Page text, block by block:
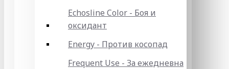
Echosline Color - Боя и
оксидант
Energy - Против косопад
Frequent Use - За ежедневна